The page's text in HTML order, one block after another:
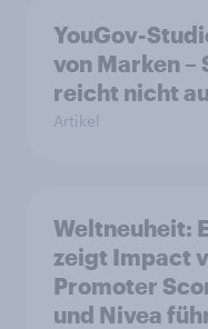
YouGov-
von Marken
reicht nicht
Artikel
Weltneuheit:
zeigt Impact
Promoter
und Nivea